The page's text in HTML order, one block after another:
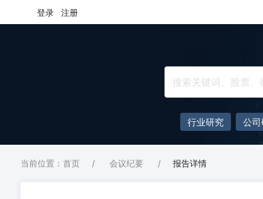
登录 注册
行业研究 公
当前位置：首页 / 会议纪要 / 报告详情